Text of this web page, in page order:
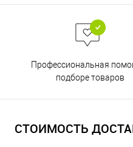
Профессиональная
подборе товаров
СТОИМОСТЬ